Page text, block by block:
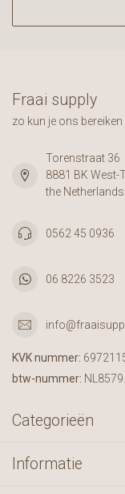
Fraai supply
zo kun je ons bereiken
Torenstraat 36
8881 BK West-
the Netherlands
0562 45 0936
06 8226 3523
KVK nummer:
btw-nummer:
Categorieën
Informatie